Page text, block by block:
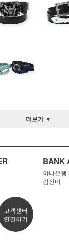
더보기 ▼
고객센터
연결하기
BANK
하나은행
김신미